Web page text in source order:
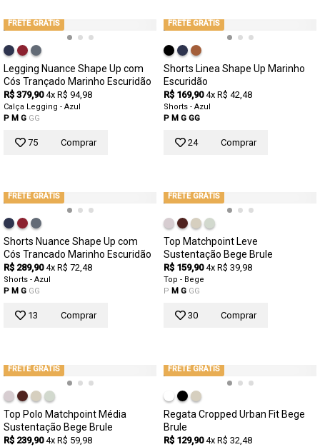
FRETE GRÁTIS
Legging Nuance Shape Up com
Cós Trançado Marinho Escuridão
R$ 379,90 4x R$ 94,98
Calça Legging - Azul
P M G GG
75 Comprar
FRETE GRÁTIS
Shorts Linea Shape Up Marinho
Escuridão
R$ 169,90 4x R$ 42,48
Shorts - Azul
P M G GG
24 Comprar
FRETE GRÁTIS
Shorts Nuance Shape Up com
Cós Trancado Marinho Escuridão
R$ 289,90 4x R$ 72,48
Shorts - Azul
P M G GG
13 Comprar
FRETE GRÁTIS
Top Matchpoint Leve
Sustentação Bege Brule
R$ 159,90 4x R$ 39,98
Top - Bege
P M G GG
30 Comprar
FRETE GRÁTIS
Top Polo Matchpoint Média
Sustentação Bege Brule
R$ 239,90 4x R$ 59,98
FRETE GRÁTIS
Regata Cropped Urban Fit Bege
Brule
R$ 129,90 4x R$ 32,48